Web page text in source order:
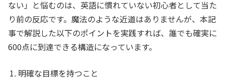
ない」と悩むのは、英語に慣れていない初心者として当た
り前の反応です。魔法のような近道はありませんが、本記
事で解説した以下のポイントを実践すれば、誰でも確実に
600点に到達できる構造になっています。
明確な目標を持つこと